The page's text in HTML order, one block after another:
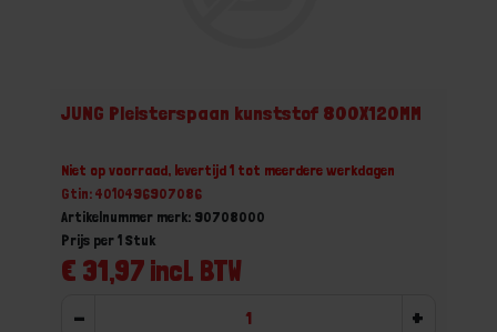
JUNG Pleisterspaan kunststof 800X120MM
Niet op voorraad, levertijd 1 tot meerdere werkdagen
Gtin: 4010496907086
Artikelnummer merk: 90708000
€ 31,97 incl. BTW
Prijs per 1 Stuk
- +